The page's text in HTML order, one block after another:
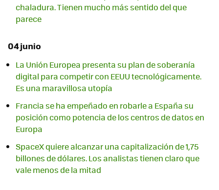
chaladura. Tienen mucho más sentido del que
parece
04 junio
La Unión Europea presenta su plan de soberanía
digital para competir con EEUU tecnológicamente.
Es una maravillosa utopía
Francia se ha empeñado en robarle a España su
posición como potencia de los centros de datos en
Europa
SpaceX quiere alcanzar una capitalización de 1,75
billones de dólares. Los analistas tienen claro que
vale menos de la mitad